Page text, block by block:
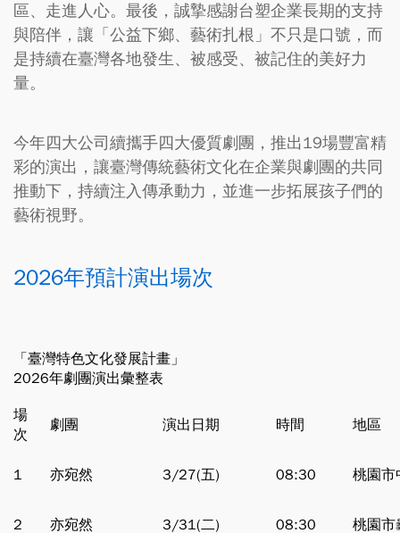
區、走進人心。最後，誠摯感謝台塑企業長期的支持
與陪伴，讓「公益下鄉、藝術扎根」不只是口號，而
是持續在臺灣各地發生、被感受、被記住的美好力
量。
今年四大公司續攜手四大優質劇團，推出19場豐富精
彩的演出，讓臺灣傳統藝術文化在企業與劇團的共同
推動下，持續注入傳承動力，並進一步拓展孩子們的
藝術視野。
2026年預計演出場次
「臺灣特色文化發展計畫」
2026年劇團演出彙整表
場
次
劇團 演出日期 時間 地區
1 亦宛然 3/27(五) 08:30 桃園市
2 亦宛然 3/31(二) 08:30 桃園市